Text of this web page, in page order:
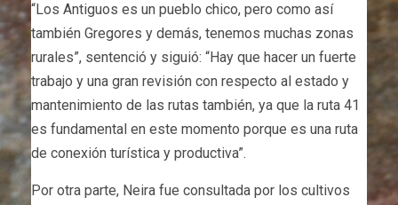
“Los Antiguos es un pueblo chico, pero como así
también Gregores y demás, tenemos muchas zonas
rurales”, sentenció y siguió: “Hay que hacer un fuerte
trabajo y una gran revisión con respecto al estado y
mantenimiento de las rutas también, ya que la ruta 41
es fundamental en este momento porque es una ruta
de conexión turística y productiva”.
Por otra parte, Neira fue consultada por los cultivos